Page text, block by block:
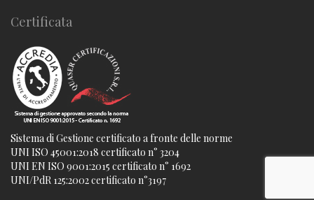
Certificata
Sistema di Gestione certificato a fronte delle norme
UNI ISO 45001:2018 certificato n° 3204
UNI EN ISO 9001:2015 certificato n° 1692
UNI/PdR 125:2002 certificato n°3197